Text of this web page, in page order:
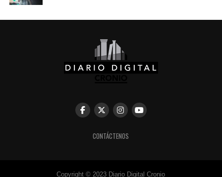
CONTÁCTENOS
Copyright © 2023 Diario Digital Cronio